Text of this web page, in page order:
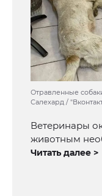
Отравленные
Салехард /
Ветеринары
животным
Читать далее >